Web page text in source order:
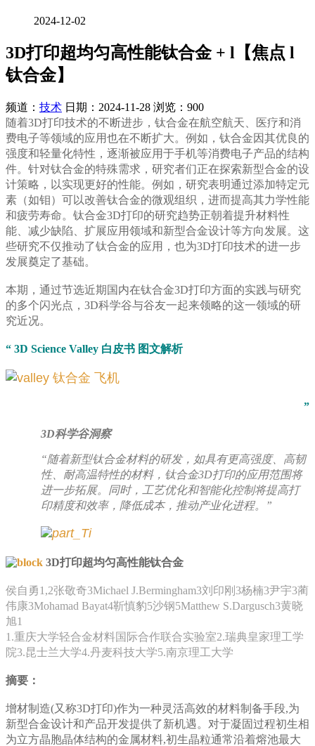
2024-12-02
3D打印超均匀高性能钛合金 + l【焦点 l
钛合金】
频道： 技术 日期： 2024-11-28 浏览：900
随着3D打印技术的不断进步，钛合金在航空航天、医疗和消
费电子等领域的应用也在不断扩大。例如，钛合金因其优良的
强度和轻量化特性，逐渐被应用于手机等消费电子产品的结构
件。针对钛合金的特殊需求，研究者们正在探索新型合金的设
计策略，以实现更好的性能。例如，研究表明通过添加特定元
素（如钼）可以改善钛合金的微观组织，进而提高其力学性能
和疲劳寿命。钛合金3D打印的研究趋势正朝着提升材料性
能、减少缺陷、扩展应用领域和新型合金设计等方向发展。这
些研究不仅推动了钛合金的应用，也为3D打印技术的进一步
发展奠定了基础。
本期，通过节选近期国内在钛合金3D打印方面的实践与研究
的多个闪光点，3D科学谷与谷友一起来领略的这一领域的研
究近况。
“ 3D Science Valley 白皮书 图文解析
”
3D科学谷洞察
“随着新型钛合金材料的研发，如具有更高强度、高韧
性、耐高温特性的材料，钛合金3D打印的应用范围将
进一步拓展。同时，工艺优化和智能化控制将提高打
印精度和效率，降低成本，推动产业化进程。”
3D打印超均匀高性能钛合金
侯自勇1,2张敬奇3Michael J.Bermingham3刘印刚3杨楠3尹宇3蔺
伟康3Mohamad Bayat4靳慎豹5沙钢5Matthew S.Dargusch3黄晓
旭1
1.重庆大学轻合金材料国际合作联合实验室2.瑞典皇家理工学
院3.昆士兰大学4.丹麦科技大学5.南京理工大学
摘要：
增材制造(又称3D打印)作为一种灵活高效的材料制备手段,为
新型合金设计和产品开发提供了新机遇。对于凝固过程初生相
为立方晶胞晶体结构的金属材料,初生晶粒通常沿着熔池最大